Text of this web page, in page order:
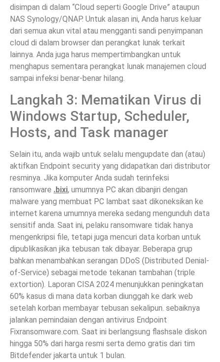
disimpan di dalam “Cloud seperti Google Drive” ataupun
NAS Synology/QNAP. Untuk alasan ini, Anda harus keluar
dari semua akun vital atau mengganti sandi penyimpanan
cloud di dalam browser dan perangkat lunak terkait
lainnya. Anda juga harus mempertimbangkan untuk
menghapus sementara perangkat lunak manajemen cloud
sampai infeksi benar-benar hilang.
Langkah 3: Mematikan Virus di
Windows Startup, Scheduler,
Hosts, and Task manager
Selain itu, anda wajib untuk selalu mengupdate dan (atau)
aktifkan Endpoint security yang didapatkan dari distributor
resminya. Jika komputer Anda sudah terinfeksi
ransomware .bixi, umumnya PC akan dibanjiri dengan
malware yang membuat PC lambat saat dikoneksikan ke
internet karena umumnya mereka sedang mengunduh data
sensitif anda. Saat ini, pelaku ransomware tidak hanya
mengenkripsi file, tetapi juga mencuri data korban untuk
dipublikasikan jika tebusan tak dibayar. Beberapa grup
bahkan menambahkan serangan DDoS (Distributed Denial-
of-Service) sebagai metode tekanan tambahan (triple
extortion). Laporan CISA 2024 menunjukkan peningkatan
60% kasus di mana data korban diunggah ke dark web
setelah korban membayar tebusan sekalipun. sebaiknya
jalankan pemindaian dengan antivirus Endpoint
Fixransomware.com. Saat ini berlangsung flashsale diskon
hingga 50% dari harga resmi serta demo gratis dari tim
Bitdefender jakarta untuk 1 bulan.